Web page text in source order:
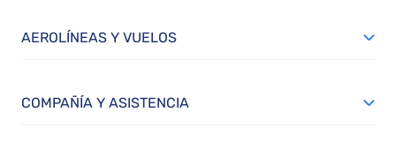
AEROLÍNEAS Y VUELOS
COMPAÑÍA Y ASISTENCIA